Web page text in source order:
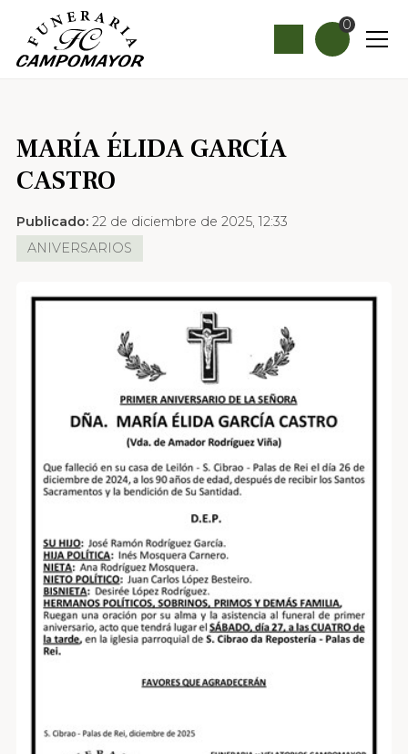
0
MARÍA ÉLIDA GARCÍA
CASTRO
Publicado: 22 de diciembre de 2025, 12:33
ANIVERSARIOS